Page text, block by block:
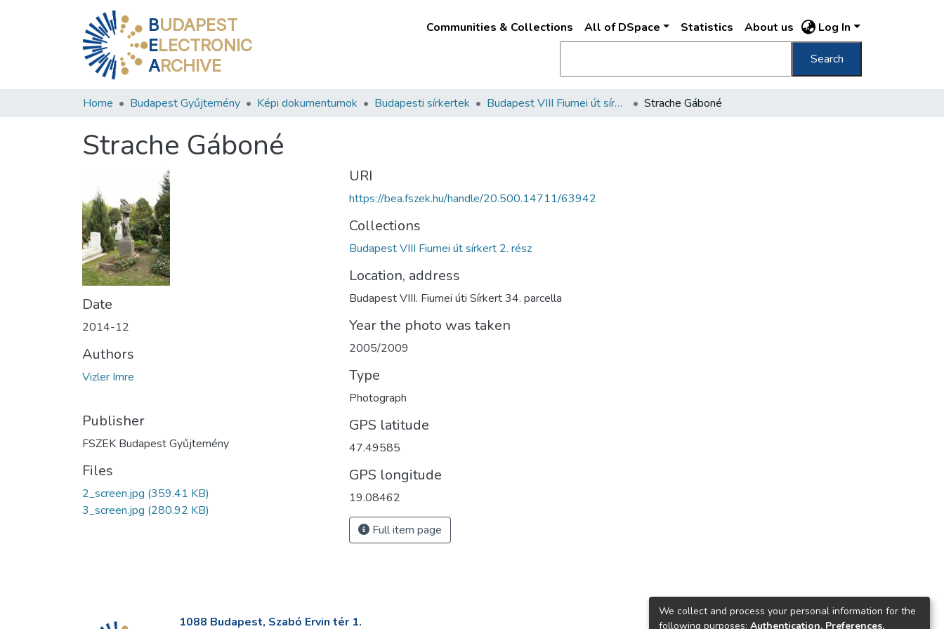
BUDAPEST
ELECTRONIC
ARCHIVE
Communities & Collections All of DSpace Statistics About us Log In
Search
Home Budapest Gyűjtemény Képi dokumentumok Budapesti sírkertek Budapest VIII Fiumei út sírkert 2. rész Strache Gáboné
Strache Gáboné
Date
2014-12
Authors
Vizler Imre
Publisher
FSZEK Budapest Gyűjtemény
Files
2_screen.jpg (359.41 KB)
3_screen.jpg (280.92 KB)
URI
https://bea.fszek.hu/handle/20.500.14711/63942
Collections
Budapest VIII Fiumei út sírkert 2. rész
Location, address
Budapest VIII. Fiumei úti Sírkert 34. parcella
Year the photo was taken
2005/2009
Type
Photograph
GPS latitude
47.49585
GPS longitude
19.08462
Full item page
1088 Budapest, Szabó Ervin tér 1.
We collect and process your personal information for the
following purposes: Authentication, Preferences,